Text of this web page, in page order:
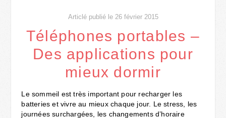
Articlé publié le 26 février 2015
Téléphones portables –
Des applications pour
mieux dormir
Le sommeil est très important pour recharger les
batteries et vivre au mieux chaque jour. Le stress, les
journées surchargées, les changements d’horaire